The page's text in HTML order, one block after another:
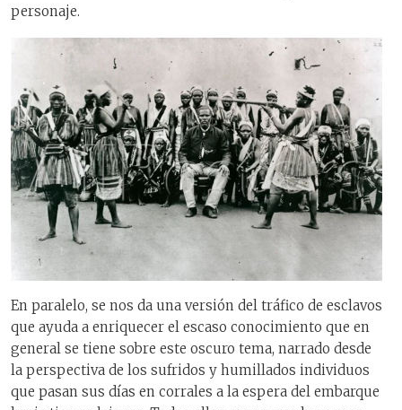
personaje.
En paralelo, se nos da una versión del tráfico de esclavos
que ayuda a enriquecer el escaso conocimiento que en
general se tiene sobre este oscuro tema, narrado desde
la perspectiva de los sufridos y humillados individuos
que pasan sus días en corrales a la espera del embarque